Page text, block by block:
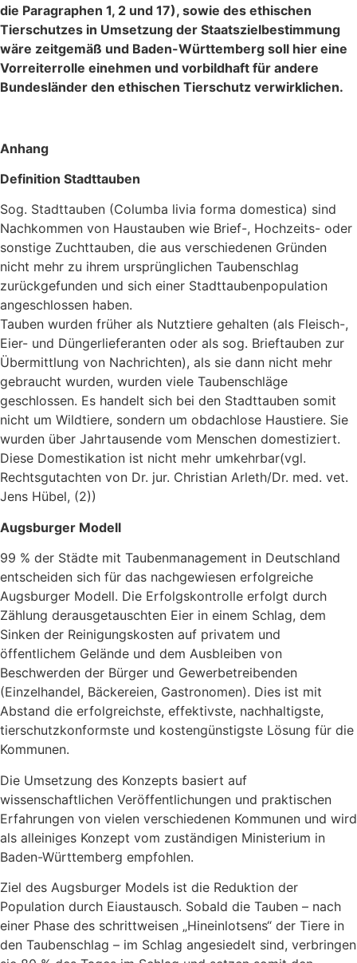
die Paragraphen 1, 2 und 17), sowie des ethischen
Tierschutzes in Umsetzung der Staatszielbestimmung
wäre zeitgemäß und Baden-Württemberg soll hier eine
Vorreiterrolle einehmen und vorbildhaft für andere
Bundesländer den ethischen Tierschutz verwirklichen.
Anhang
Definition Stadttauben
Sog. Stadttauben (Columba livia forma domestica) sind
Nachkommen von Haustauben wie Brief-, Hochzeits- oder
sonstige Zuchttauben, die aus verschiedenen Gründen
nicht mehr zu ihrem ursprünglichen Taubenschlag
zurückgefunden und sich einer Stadttaubenpopulation
angeschlossen haben.
Tauben wurden früher als Nutztiere gehalten (als Fleisch-,
Eier- und Düngerlieferanten oder als sog. Brieftauben zur
Übermittlung von Nachrichten), als sie dann nicht mehr
gebraucht wurden, wurden viele Taubenschläge
geschlossen. Es handelt sich bei den Stadttauben somit
nicht um Wildtiere, sondern um obdachlose Haustiere. Sie
wurden über Jahrtausende vom Menschen domestiziert.
Diese Domestikation ist nicht mehr umkehrbar(vgl.
Rechtsgutachten von Dr. jur. Christian Arleth/Dr. med. vet.
Jens Hübel, (2))
Augsburger Modell
99 % der Städte mit Taubenmanagement in Deutschland
entscheiden sich für das nachgewiesen erfolgreiche
Augsburger Modell. Die Erfolgskontrolle erfolgt durch
Zählung derausgetauschten Eier in einem Schlag, dem
Sinken der Reinigungskosten auf privatem und
öffentlichem Gelände und dem Ausbleiben von
Beschwerden der Bürger und Gewerbetreibenden
(Einzelhandel, Bäckereien, Gastronomen). Dies ist mit
Abstand die erfolgreichste, effektivste, nachhaltigste,
tierschutzkonformste und kostengünstigste Lösung für die
Kommunen.
Die Umsetzung des Konzepts basiert auf
wissenschaftlichen Veröffentlichungen und praktischen
Erfahrungen von vielen verschiedenen Kommunen und wird
als alleiniges Konzept vom zuständigen Ministerium in
Baden-Württemberg empfohlen.
Ziel des Augsburger Models ist die Reduktion der
Population durch Eiaustausch. Sobald die Tauben – nach
einer Phase des schrittweisen „Hineinlotsens“ der Tiere in
den Taubenschlag – im Schlag angesiedelt sind, verbringen